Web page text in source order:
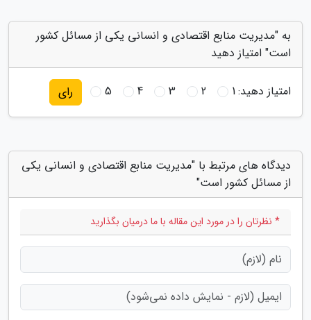
به "مدیریت منابع اقتصادی و انسانی یکی از مسائل کشور
است" امتیاز دهید
امتیاز دهید:1
2
3
4
5 رای
دیدگاه های مرتبط با "مدیریت منابع اقتصادی و انسانی یکی
از مسائل کشور است"
* نظرتان را در مورد این مقاله با ما درمیان بگذارید